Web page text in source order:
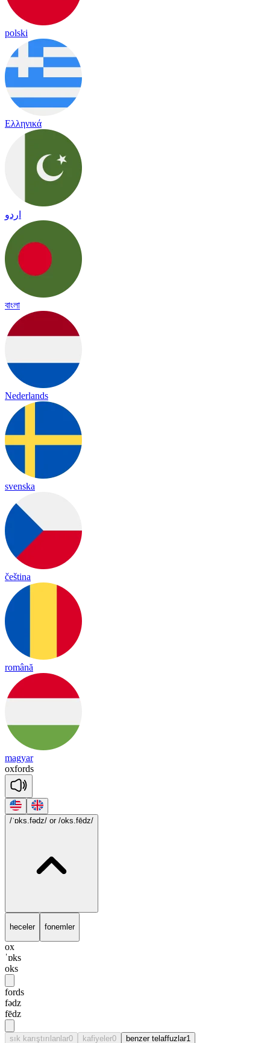
polski
Ελληνικά
اردو
বাংলা
Nederlands
svenska
čeština
română
magyar
oxfords
/ˈɒks.fədz/ or /oks.fēdz/
heceler fonemler
ox
ˈɒks
oks
fords
fədz
fēdz
sık karıştırılanlar0 kafiyeler0 benzer telaffuzlar1